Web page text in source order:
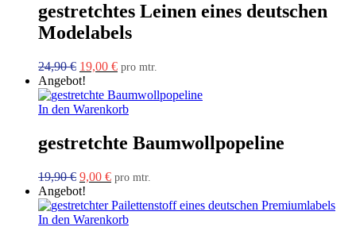
gestretchtes Leinen eines deutschen
Modelabels
24,90€ Ursprünglicher
Preis
war:
24,90 €
19,00 €Aktueller
ist:
19,00 €.
pro mtr.
Angebot!
In den Warenkorb
gestretchte Baumwollpopeline
19,90€ Ursprünglicher
Preis
war:
19,90 €
9,00 €Aktueller
ist:
9,00 €.
pro mtr.
Angebot!
In den Warenkorb